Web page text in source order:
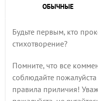
ОБЫЧНЫЕ
Будьте первым, кто
стихотворение?
Помните, что все
соблюдайте пожалуйста
правила приличия!